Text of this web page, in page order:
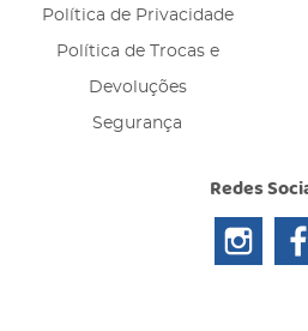
Política de Privacidade
Política de Trocas e
Devoluções
Segurança
Redes